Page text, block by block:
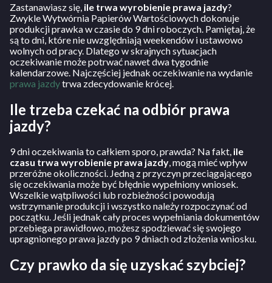
Zastanawiasz się, ile trwa wyrobienie prawa jazdy?
Zwykle Wytwórnia Papierów Wartościowych dokonuje
produkcji prawka w czasie do 9 dni roboczych. Pamiętaj, że
są to dni, które nie uwzględniają weekendów i ustawowo
wolnych od pracy. Dlatego w skrajnych sytuacjach
oczekiwanie może potrwać nawet dwa tygodnie
kalendarzowe. Najczęściej jednak oczekiwanie na wydanie
prawa jazdytrwa zdecydowanie krócej.
Ile trzeba czekać na odbiór prawa
jazdy?
9 dni oczekiwania to całkiem sporo, prawda? Na fakt, ile
czasu trwa wyrobienie prawa jazdy , mogą mieć wpływ
przeróżne okoliczności. Jedną z przyczyn przeciągającego
się oczekiwania może być błędnie wypełniony wniosek.
Wszelkie wątpliwości lub rozbieżności powodują
wstrzymanie produkcji i wszystko należy rozpoczynać od
początku. Jeśli jednak cały proces wypełniania dokumentów
przebiega prawidłowo, możesz spodziewać się swojego
upragnionego prawa jazdy po 9 dniach od złożenia wniosku.
Czy prawko da się uzyskać szybciej?